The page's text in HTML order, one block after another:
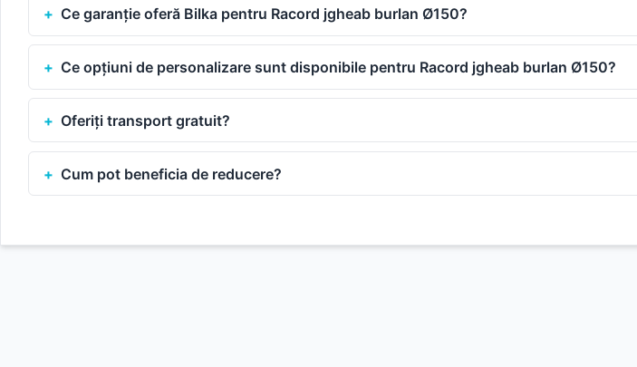
Ce garanție oferă Bilka pentru Racord jgheab burlan Ø150?
Ce opțiuni de personalizare sunt disponibile pentru Racord jgheab burlan Ø150?
Oferiți transport gratuit?
Cum pot beneficia de reducere?